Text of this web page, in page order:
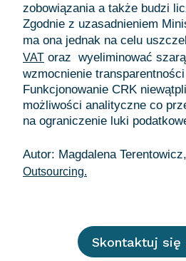
zobowiązania a także budzi
Zgodnie z uzasadnieniem
ma ona jednak na celu
VAT oraz wyeliminować
wzmocnienie
Funkcjonowanie CRK
możliwości analityczne co
na ograniczenie luki
Autor: Magdalena
Outsourcing.
Skontaktuj się